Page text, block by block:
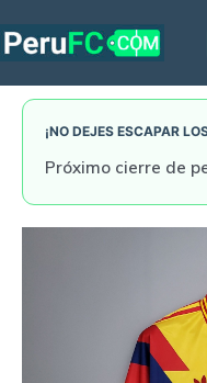
to
¡NO DEJES ESCAPAR
Próximo cierre de